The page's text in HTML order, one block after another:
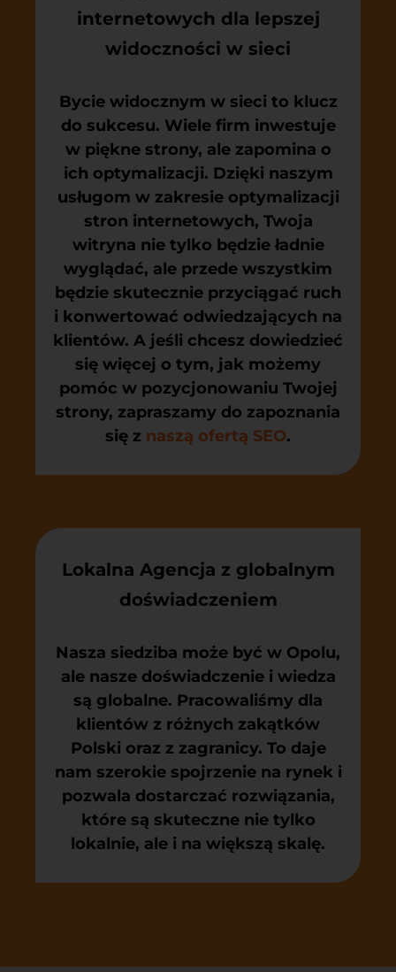
internetowych dla lepszej
widoczności w sieci
Bycie widocznym w sieci to klucz
do sukcesu. Wiele firm inwestuje
w piękne strony, ale zapomina o
ich optymalizacji. Dzięki naszym
usługom w zakresie optymalizacji
stron internetowych, Twoja
witryna nie tylko będzie ładnie
wyglądać, ale przede wszystkim
będzie skutecznie przyciągać ruch
i konwertować odwiedzających na
klientów. A jeśli chcesz dowiedzieć
się więcej o tym, jak możemy
pomóc w pozycjonowaniu Twojej
strony, zapraszamy do zapoznania
się z naszą ofertą SEO.
Lokalna Agencja z globalnym
doświadczeniem
Nasza siedziba może być w Opolu,
ale nasze doświadczenie i wiedza
są globalne. Pracowaliśmy dla
klientów z różnych zakątków
Polski oraz z zagranicy. To daje
nam szerokie spojrzenie na rynek i
pozwala dostarczać rozwiązania,
które są skuteczne nie tylko
lokalnie, ale i na większą skalę.